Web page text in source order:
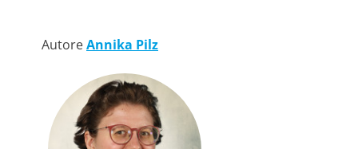
AutoreAnnika Pilz